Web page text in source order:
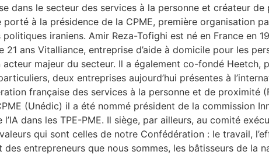
dans le secteur des services à la personne et créateur
à la présidence de la CPME, première organisation
politiques iraniens. Amir Reza-Tofighi est né en France en
21 ans Vitalliance, entreprise d’aide à domicile pour les
acteur majeur du secteur. Il a également co-fondé
deux entreprises aujourd’hui présentes à
française des services à la personne et de
(Unédic) il a été nommé président de la commission
dans les TPE-PME. Il siège, par ailleurs, au comité
qui sont celles de notre Confédération : le travail,
entrepreneurs que nous sommes, les bâtisseurs de la